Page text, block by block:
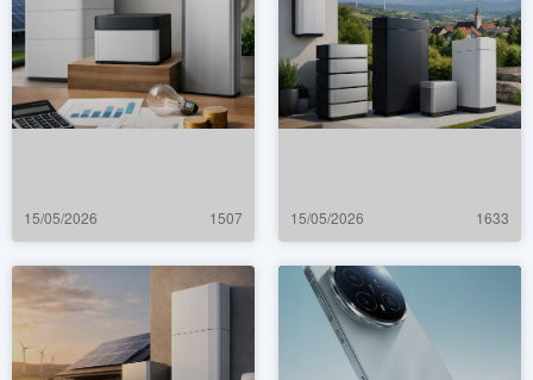
15/05/2026 1507 15/05/2026 1633